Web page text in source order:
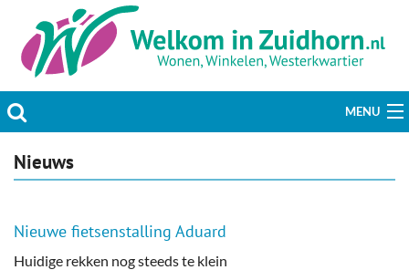
MENU
Actueel
Welzijn & Maatschappij
Nieuws
Nieuwe fietsenstalling Aduard
Huidige rekken nog steeds te klein